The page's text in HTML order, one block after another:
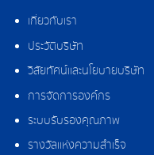
เกี่ยวกับเรา
ประวัติบริษัท
วิสัยทัศน์และนโยบายบริษัท
การจัดการองค์กร
ระบบรับรองคุณภาพ
รางวัลแห่งความสำเร็จ